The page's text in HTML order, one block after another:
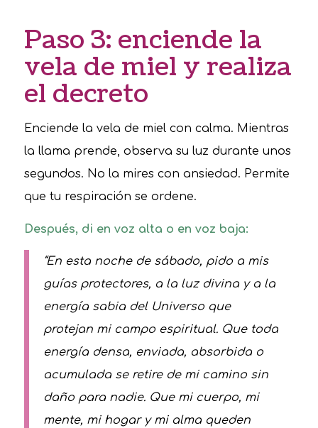
Paso 3: enciende la
vela de miel y realiza
el decreto
Enciende la vela de miel con calma. Mientras
la llama prende, observa su luz durante unos
segundos. No la mires con ansiedad. Permite
que tu respiración se ordene.
Después, di en voz alta o en voz baja:
“En esta noche de sábado, pido a mis
guías protectores, a la luz divina y a la
energía sabia del Universo que
protejan mi campo espiritual. Que toda
energía densa, enviada, absorbida o
acumulada se retire de mi camino sin
daño para nadie. Que mi cuerpo, mi
mente, mi hogar y mi alma queden